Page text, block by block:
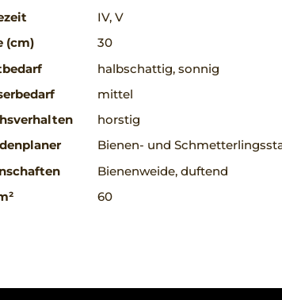
IV, V
(cm)
30
halbschattig, sonnig
mittel
horstig
Bienen- und
Bienenweide, duftend
60